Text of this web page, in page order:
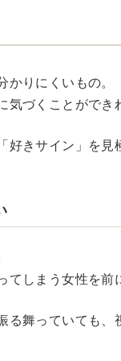
りにくいもの。
づくことができ
きサイン」を見
しまう女性を前
る舞っていても